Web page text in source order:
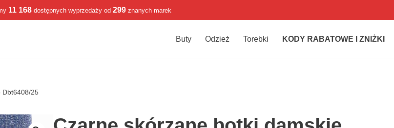
11 168 dostępnych wyprzedaży od 299 znanych marek
Buty Odzież Torebki KODY RABATOWE I ZNIŻKI
Dbt6408/25